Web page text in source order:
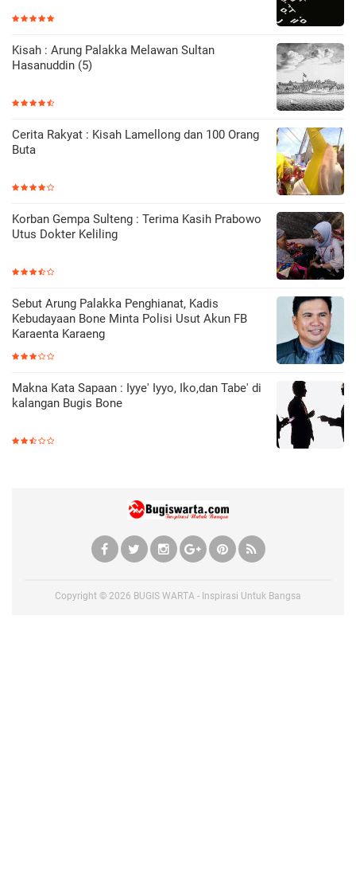
Kisah : Arung Palakka Melawan Sultan
Hasanuddin (5)
Cerita Rakyat : Kisah Lamellong dan 100 Orang
Buta
Korban Gempa Sulteng : Terima Kasih Prabowo
Utus Dokter Keliling
Sebut Arung Palakka Penghianat, Kadis
Kebudayaan Bone Minta Polisi Usut Akun FB
Karaenta Karaeng
Makna Kata Sapaan : Iyye' Iyyo, Iko,dan Tabe' di
kalangan Bugis Bone
Copyright © 2026 BUGIS WARTA - Inspirasi Untuk Bangsa